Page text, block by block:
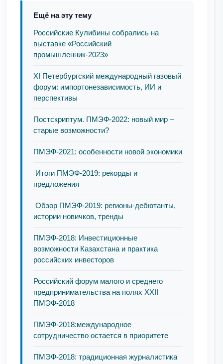
Ещё на эту тему
Российские Кулибины собрались на
выставке «Российский
промышленник-2023»
XI Петербургский международный газовый
форум: импортонезависимость, ИИ и
перспективы
Постскриптум. ПМЭФ-2022: новый мир –
старые возможности?
ПМЭФ-2021: особенности новой экономики
Итоги ПМЭФ-2019: рекорды и
предложения
Обзор ПМЭФ-2019: регионы-дебютанты,
истории новичков, тренды
ПМЭФ-2018: Инвестиционные
возможности Казахстана и практика
российских инвесторов
Российский форум малого и среднего
предпринимательства на полях XXII
ПМЭФ-2018
ПМЭФ-2018:международное
сотрудничество остается в приоритете
ПМЭФ-2018: традиционная журналистика